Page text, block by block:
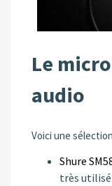
Le
audio
Voici une
Shure
très